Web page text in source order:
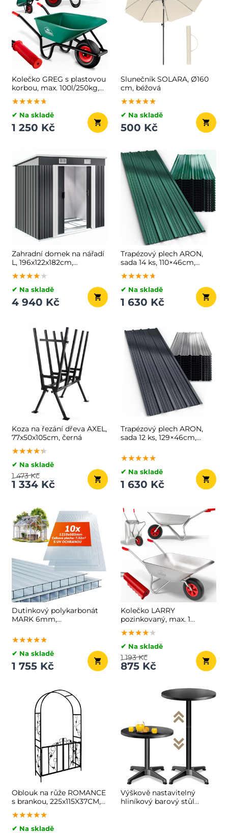
Kolečko GREG s plastovou
korbou, max. 100l/250kg,
zelená/černá
★★★★★
★★★★★
★★★★★
✔ Na skladě
1 250 Kč
Slunečník SOLARA, Ø160
cm, béžová
★★★★★
★★★★★
★★★★★
✔ Na skladě
500 Kč
Zahradní domek na nářadí
L, 196x122x182cm,
antracitová
★★★★★
★★★★★
★★★★★
✔ Na skladě
4 940 Kč
Trapézový plech ARON,
sada 14 ks, 110×46cm,
zelená
★★★★★
★★★★★
★★★★★
✔ Na skladě
1 630 Kč
Koza na řezání dřeva AXEL,
77x50x105cm, černá
★★★★★
★★★★★
★★★★★
✔ Na skladě
1 334 Kč
1 473 Kč
Trapézový plech ARON,
sada 12 ks, 129×46cm,
★★★★★
★★★★★
★★★★★
✔ Na skladě
1 630 Kč
Dutinkový polykarbonát
MARK 6mm,
transparentní
★★★★★
★★★★★
★★★★★
✔ Na skladě
1 755 Kč
Kolečko LARRY
pozinkovaný, max. 1
kapacita 80l/100kg,
stříbrná/černá
★★★★★
★★★★★
★★★★★
✔ Na skladě
875 Kč
1 193 Kč
Oblouk na růže ROMANCE
s brankou, 225x115X37CM,
černá
★★★★★
★★★★★
★★★★★
✔ Na skladě
Výškově nastavitelný
hliníkový barový stůl